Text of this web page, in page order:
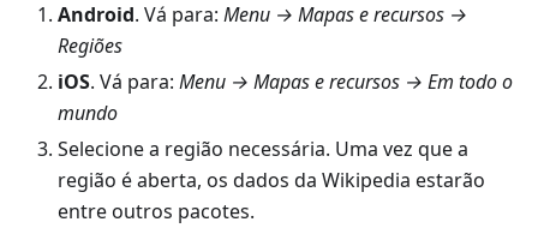
Android. Vá para: Menu → Mapas e recursos →
Regiões
iOS. Vá para: Menu → Mapas e recursos → Em todo o
mundo
Selecione a região necessária. Uma vez que a
região é aberta, os dados da Wikipedia estarão
entre outros pacotes.